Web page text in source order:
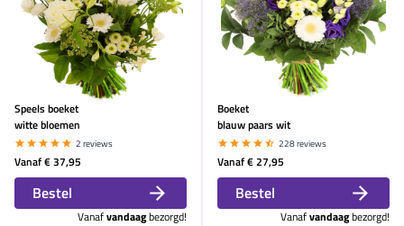
Speels boeket
witte bloemen
2 reviews
Vanaf€ 37,95
Bestel
Vanafvandaagbezorgd!
Boeket
blauw paars wit
228 reviews
Vanaf€ 27,95
Bestel
Vanafvandaagbezorgd!